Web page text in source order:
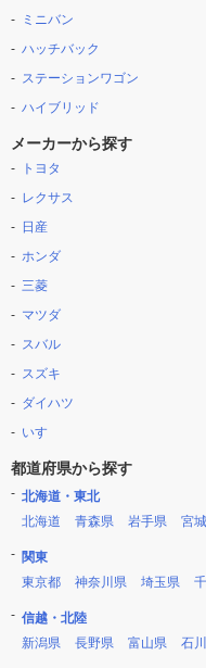
ミニバン
ハッチバック
ステーションワゴン
ハイブリッド
メーカーから探す
トヨタ
レクサス
日産
ホンダ
三菱
マツダ
スバル
スズキ
ダイハツ
いすゞ
都道府県から探す
北海道・東北
北海道
青森県 岩手県 宮
関東
東京都
神奈川県 埼玉県
信越・北陸
新潟県
長野県 富山県 石